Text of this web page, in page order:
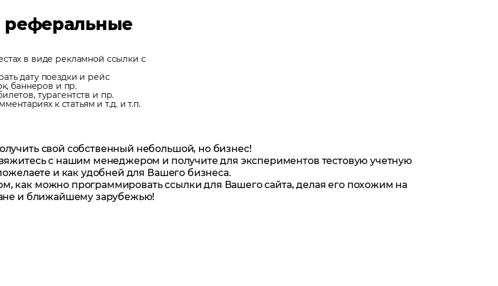
реферальные
в виде рекламной ссылки с
дату поездки и рейс
баннеров и пр.
турагентств и пр.
к статьям и т.д. и т.п.
свой собственный небольшой, но бизнес!
с нашим менеджером и получите для экспериментов тестовую учетную
и как удобней для Вашего бизнеса.
как можно программировать ссылки для Вашего сайта, делая его похожим на
и ближайшему зарубежью!